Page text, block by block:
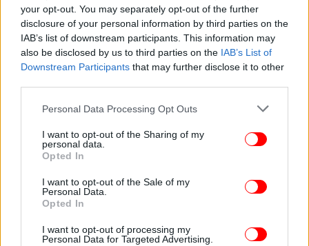
your opt-out. You may separately opt-out of the further
disclosure of your personal information by third parties on the
IAB’s list of downstream participants. This information may
also be disclosed by us to third parties on the IAB’s List of
Downstream Participants that may further disclose it to other
Please note that this website/app uses one or more Google
not limited to your visit or usage behaviour. You may click to
grant or deny consent to Google and its third-party tags to
use your data for below specified purposes in below Google
consent section.
Personal Data Processing Opt Outs
I want to opt-out of the Sharing of my
personal data.
Opted In
I want to opt-out of the Sale of my
Personal Data.
Opted In
I want to opt-out of processing my
Personal Data for Targeted Advertising.
Αποκαλύψεις από Μάκη Δελαπόρτα: «Ο
Παπαμιχαήλ είχε σχέση με Τουρκάλα σταρ και η
Βουγιουκλάκη ήταν έξαλλη»